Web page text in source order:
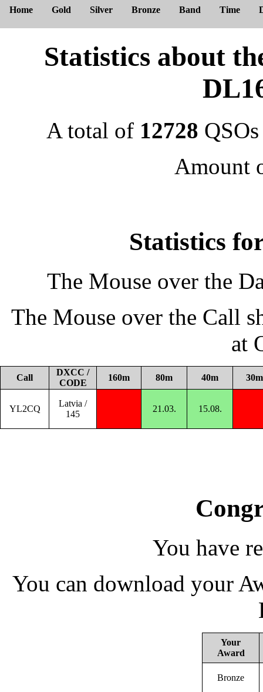
Home Gold Silver Bronze Band Time
Statistics about
A total of 12728
Amount
Statistics
The Mouse over the
The Mouse over the Call
at
Call
DXCC /
CODE
160m 80m 40m 30m
YL2CQ
Latvia /
145
21.03. 15.08.
You have
You can download your
Your
Award
Bronze